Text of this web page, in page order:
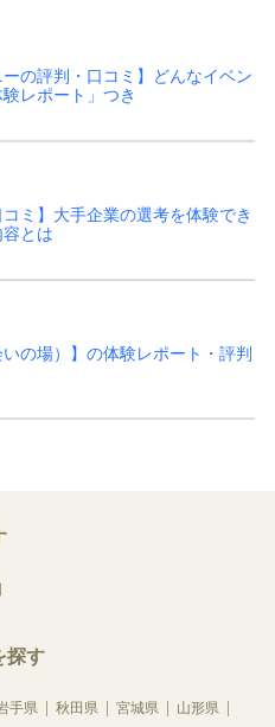
ーの評判・口コミ】どんなイベン
レポート」つき
コミ】大手企業の選考を体験でき
とは
いの場）】の体験レポート・評判
探す
手県 秋田県 宮城県
山形県